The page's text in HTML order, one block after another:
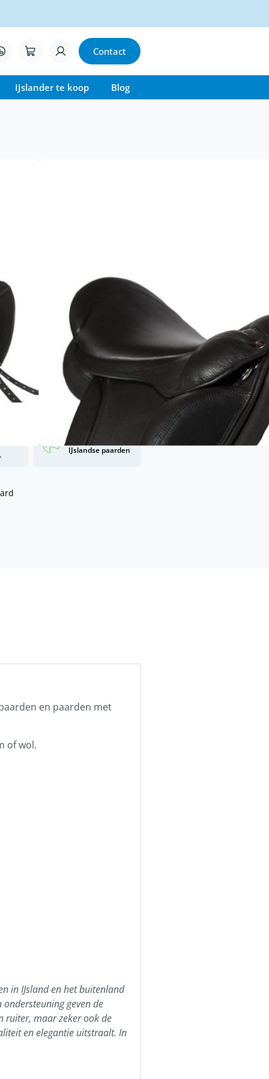
Contact
IJslander te koop Blog
met Guðmundur
het beste kalfsleer
korte rug
paard?
van Dijk , onze zadelpasser
aan winkelwagen
Unieke kennis van
IJslandse paarden
en paarden met
of wol.
in IJsland en het buitenland
geven de
ruiter, maar zeker ook de
en elegantie uitstraalt. In